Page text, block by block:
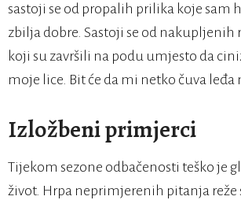
sastoji se od propalih prilika koje sam
zbilja dobre. Sastoji se od nakupljenih
koji su završili na podu umjesto da
moje lice. Bit će da mi netko čuva
Izložbeni primjerci
Tijekom sezone odbačenosti teško je
život. Hrpa neprimjerenih pitanja reže